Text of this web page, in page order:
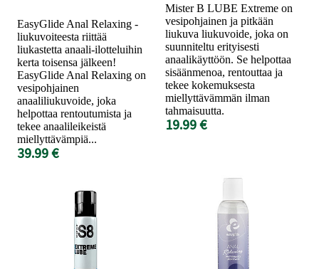
EasyGlide Anal Relaxing -
liukuvoiteesta riittää
liukastetta anaali-ilotteluihin
kerta toisensa jälkeen!
EasyGlide Anal Relaxing on
vesipohjainen
anaaliliukuvoide, joka
helpottaa rentoutumista ja
tekee anaalileikeistä
miellyttävämpiä...
39.99 €
Mister B LUBE Extreme on
vesipohjainen ja pitkään
liukuva liukuvoide, joka on
suunniteltu erityisesti
anaalikäyttöön. Se helpottaa
sisäänmenoa, rentouttaa ja
tekee kokemuksesta
miellyttävämmän ilman
tahmaisuutta.
19.99 €